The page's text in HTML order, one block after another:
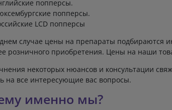
попперсы.
попперсы.
LCD попперсы
случае цены на препараты подбираются
розничного приобретения. Цены на наши
некоторых нюансов и консультации
на все интересующие вас вопросы.
именно мы?